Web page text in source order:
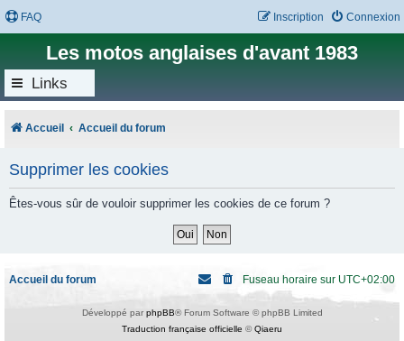
FAQ Connexion
Inscription
Les motos anglaises d'avant 1983
Links
Accueil Accueil du forum
Supprimer les cookies
Êtes-vous sûr de vouloir supprimer les cookies de ce forum ?
Accueil du forum Fuseau horaire sur UTC+02:00
Développé par phpBB® Forum Software © phpBB Limited
Traduction française officielle ©Qiaeru